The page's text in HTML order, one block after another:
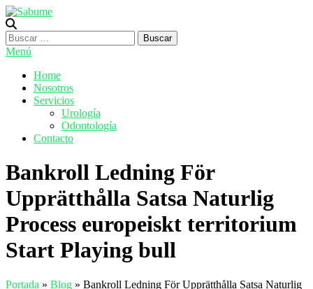
Saltar
al
contenido
Sabume
Salud Bucal y Medicina Especializada
Buscar:
Menú
Home
Nosotros
Servicios
Urología
Odontología
Contacto
Bankroll Ledning För
Upprätthålla Satsa Naturlig
Process europeiskt territorium
Start Playing bull
Portada » Blog » Bankroll Ledning För Upprätthålla Satsa Naturlig